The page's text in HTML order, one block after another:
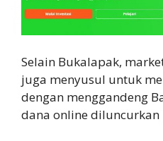
Selain Bukalapak,
juga menyusul untuk
dengan menggandeng
dana online diluncurkan